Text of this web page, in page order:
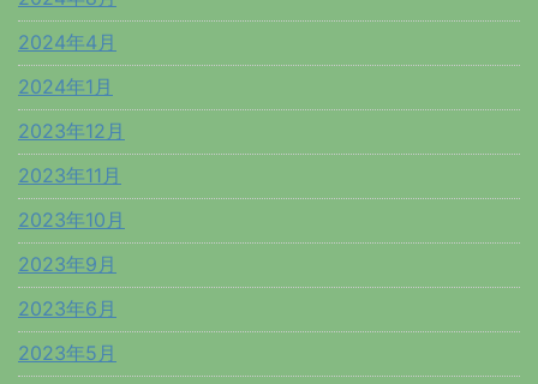
2024年4月
2024年1月
2023年12月
2023年11月
2023年10月
2023年9月
2023年6月
2023年5月